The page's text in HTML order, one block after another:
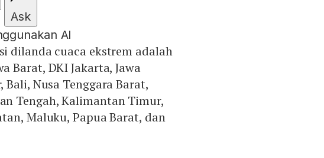
Ask
AI
dilanda cuaca ekstrem adalah
Barat, DKI Jakarta, Jawa
Bali, Nusa Tenggara Barat,
Tengah, Kalimantan Timur,
Maluku, Papua Barat, dan